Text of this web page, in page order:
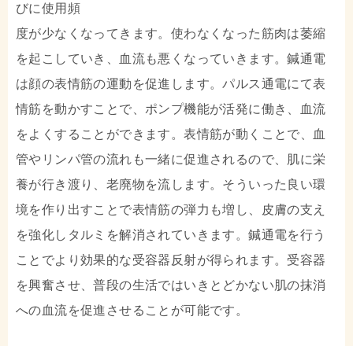
びに使用頻
度が少なくなってきます。使わなくなった筋肉は萎縮
を起こしていき、血流も悪くなっていきます。鍼通電
は顔の表情筋の運動を促進します。パルス通電にて表
情筋を動かすことで、ポンプ機能が活発に働き、血流
をよくすることができます。表情筋が動くことで、血
管やリンパ管の流れも一緒に促進されるので、肌に栄
養が行き渡り、老廃物を流します。そういった良い環
境を作り出すことで表情筋の弾力も増し、皮膚の支え
を強化しタルミを解消されていきます。鍼通電を行う
ことでより効果的な受容器反射が得られます。受容器
を興奮させ、普段の生活ではいきとどかない肌の抹消
への血流を促進させることが可能です。